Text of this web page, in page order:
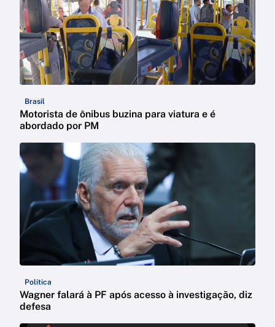
Brasil
Motorista de ônibus buzina para viatura e é
abordado por PM
Política
Wagner falará à PF após acesso à investigação, diz
defesa